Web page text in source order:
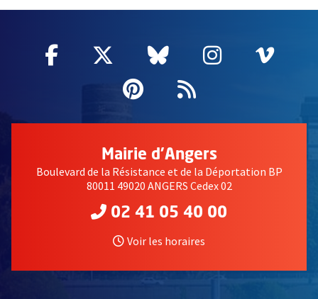
Facebook
, Ouvre une nouvelle fenêtre
Twitter
, Ouvre une nouvelle
Bluesky
, Ouvre une
Instagram
, Ouvre
,
Pinterest
, Ouvre une
Flux RSS
Mairie d'Angers
Boulevard de la Résistance et de la Déportation BP
80011 49020 ANGERS Cedex 02
02 41 05 40 00
Voir les horaires